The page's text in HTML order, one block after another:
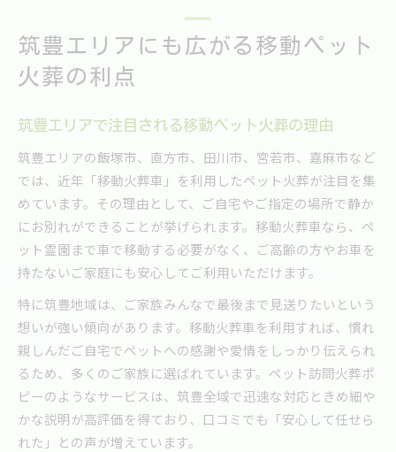
筑豊エリアにも広がる移動ペット
火葬の利点
筑豊エリアで注目される移動ペット火葬の理由
筑豊エリアの飯塚市、直方市、田川市、宮若市、嘉麻市など
では、近年「移動火葬車」を利用したペット火葬が注目を集
めています。その理由として、ご自宅やご指定の場所で静か
にお別れができることが挙げられます。移動火葬車なら、ペ
ット霊園まで車で移動する必要がなく、ご高齢の方やお車を
持たないご家庭にも安心してご利用いただけます。
特に筑豊地域は、ご家族みんなで最後まで見送りたいという
想いが強い傾向があります。移動火葬車を利用すれば、慣れ
親しんだご自宅でペットへの感謝や愛情をしっかり伝えられ
るため、多くのご家族に選ばれています。ペット訪問火葬ポ
ピーのようなサービスは、筑豊全域で迅速な対応ときめ細や
かな説明が高評価を得ており、口コミでも「安心して任せら
れた」との声が増えています。